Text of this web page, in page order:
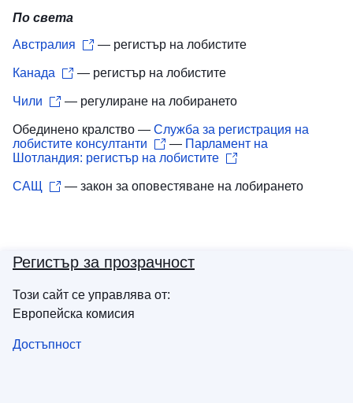
По света
Австралия
— регистър на лобистите
Канада — регистър на лобистите
Чили — регулиране на лобирането
Обединено кралство — Служба за регистрация на
лобистите консултанти
— Парламент на
Шотландия: регистър на лобистите
САЩ — закон за оповестяване на лобирането
Регистър за прозрачност
Този сайт се управлява от:
Европейска комисия
Достъпност